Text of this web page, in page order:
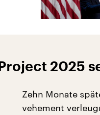
Project 2025
Zehn Monate
vehement